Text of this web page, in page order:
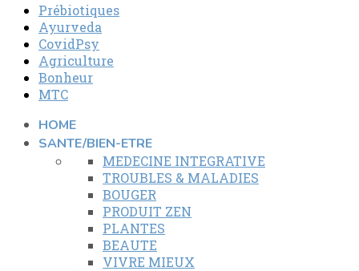
Prébiotiques
Ayurveda
CovidPsy
Agriculture
Bonheur
MTC
HOME
SANTE/BIEN-ETRE
MEDECINE INTEGRATIVE
TROUBLES & MALADIES
BOUGER
PRODUIT ZEN
PLANTES
BEAUTE
VIVRE MIEUX